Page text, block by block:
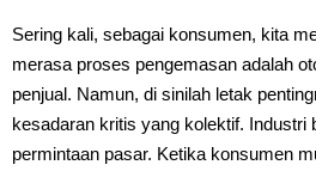
Sering kali, sebagai konsumen, kita
merasa proses pengemasan adalah
penjual. Namun, di sinilah letak
kesadaran kritis yang kolektif. Industri
permintaan pasar. Ketika konsumen